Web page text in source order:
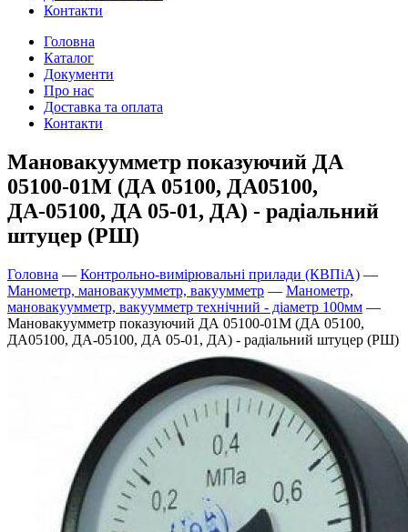
Контакти
Головна
Каталог
Документи
Про нас
Доставка та оплата
Контакти
Мановакуумметр показуючий ДА
05100-01М (ДА 05100, ДА05100,
ДА-05100, ДА 05-01, ДА) - радіальний
штуцер (РШ)
Головна — Контрольно-вимірювальні прилади (КВПіА) —
Манометр, мановакуумметр, вакуумметр — Манометр,
мановакуумметр, вакуумметр технічний - діаметр 100мм —
Мановакуумметр показуючий ДА 05100-01М (ДА 05100,
ДА05100, ДА-05100, ДА 05-01, ДА) - радіальний штуцер (РШ)